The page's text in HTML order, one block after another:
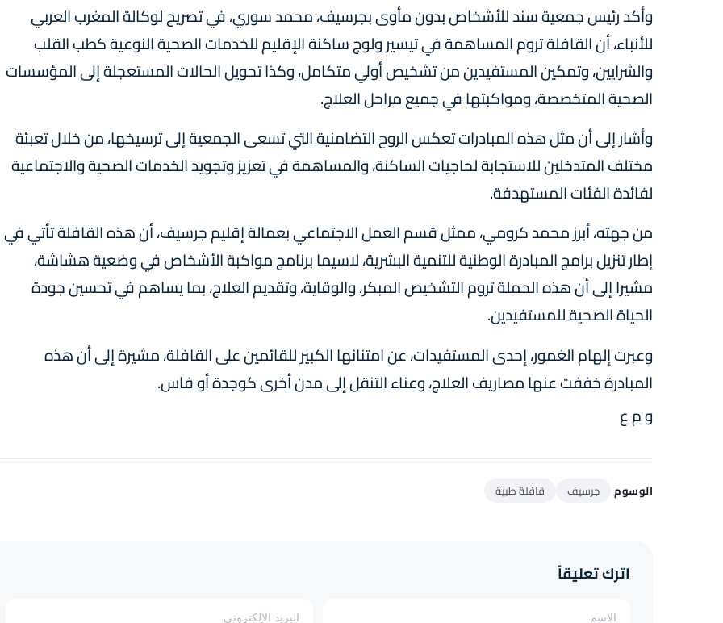
وأكد رئيس جمعية سند للأشخاص بدون مأوى بجرسيف، محمد سوري، في تصريح لوكالة المغرب العربي
للأنباء، أن القافلة تروم المساهمة في تيسير ولوج ساكنة الإقليم للخدمات الصحية النوعية كطب القلب
والشرايين، وتمكين المستفيدين من تشخيص أولي متكامل، وكذا تحويل الحالات المستعجلة إلى المؤسسات
الصحية المتخصصة، ومواكبتها في جميع مراحل العلاج.
وأشار إلى أن مثل هذه المبادرات تعكس الروح التضامنية التي تسعى الجمعية إلى ترسيخها، من خلال تعبئة
مختلف المتدخلين للاستجابة لحاجيات الساكنة، والمساهمة في تعزيز وتجويد الخدمات الصحية والاجتماعية
لفائدة الفئات المستهدفة.
من جهته، أبرز محمد كرومي، ممثل قسم العمل الاجتماعي بعمالة إقليم جرسيف، أن هذه القافلة تأتي في
إطار تنزيل برامج المبادرة الوطنية للتنمية البشرية، لاسيما برنامج مواكبة الأشخاص في وضعية هشاشة،
مشيرا إلى أن هذه الحملة تروم التشخيص المبكر، والوقاية، وتقديم العلاج، بما يساهم في تحسين جودة
الحياة الصحية للمستفيدين.
وعبرت إلهام الغمور، إحدى المستفيدات، عن امتنانها الكبير للقائمين على القافلة، مشيرة إلى أن هذه
المبادرة خففت عنها مصاريف العلاج، وعناء التنقل إلى مدن أخرى كوجدة أو فاس.
و م ع
الوسوم جرسيف قافلة طبية
اترك تعليقاً